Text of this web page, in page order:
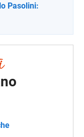
Pasolini: